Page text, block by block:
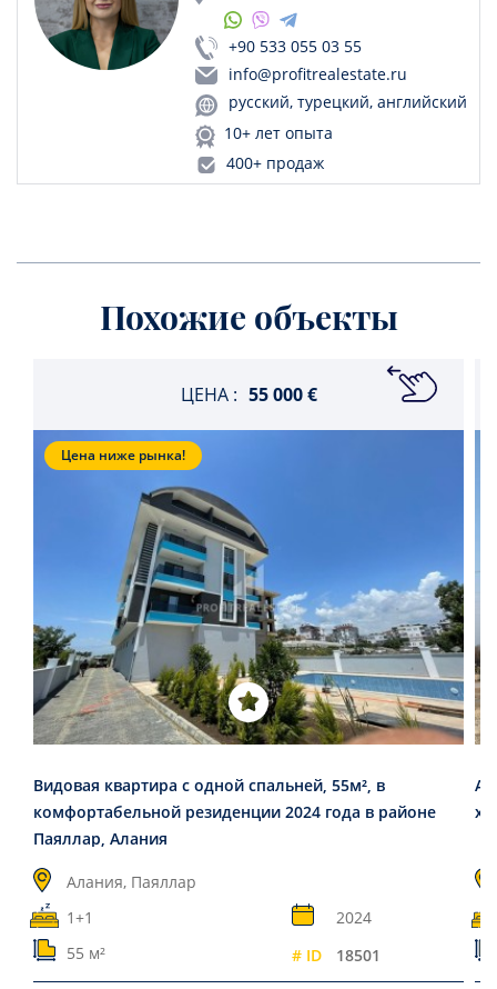
+90 533 055 03 55
info@profitrealestate.ru
русский, турецкий, английский
10+ лет опыта
400+ продаж
Похожие объекты
ЦЕНА : 55 000 €
Цена ниже рынка!
Видовая квартира с одной спальней, 55м², в
комфортабельной резиденции 2024 года в районе
Паяллар, Алания
Алания, Паяллар
1+1
2024
55 м²
# ID 18501